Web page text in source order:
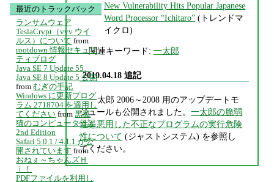
New Vulnerability Hits Popular Japanese
Word Processor “Ichitaro” (トレンドマ
イクロ)
関連キーワード: 一太郎
2010.04.18 追記
一太郎 2006～2008 用のアップデートモ
ジュールも公開されました。一太郎の脆弱
性を悪用した不正なプログラムの実行危険
性について (ジャストシステム) を参照し
てください。
最近のトラックバック
ランサムウェア
TeslaCrypt（vvv ウイ
ルス）について from
rootdown 情報セキュリ
ティブログ
Java SE 7 Update 55、
Java SE 8 Update 5 公開
from むぎの手記
Windows に更新プログ
ラム 2718704 を適用し
てください from 黒翼
猫のコンピュータ日記
2nd Edition
Safari 5.0.1 / 4.1.1 が公
開されています from
おねぇ～ちゃんズＨ
ｉ！
PDFファイルを利用し